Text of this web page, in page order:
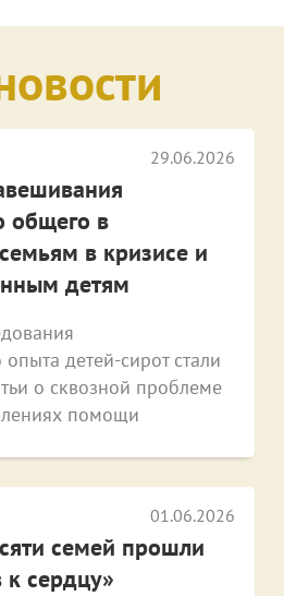
29.06.2026
общего в
в кризисе и
детям
детей-сирот стали
о сквозной проблеме
помощи
01.06.2026
семей прошли
сердцу»